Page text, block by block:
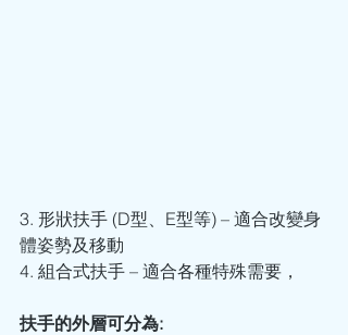
3. 形狀扶手 (D型、E型等) – 適合改變身
體姿勢及移動
4. 組合式扶手 – 適合各種特殊需要，
扶手的外層可分為: